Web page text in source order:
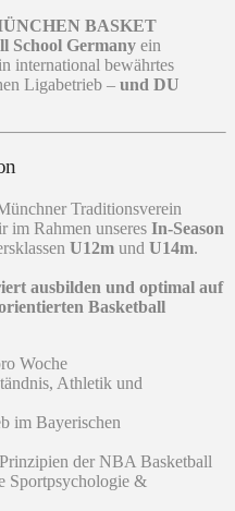
BASKET
School Germany ein
international bewährtes
Ligabetrieb – und DU
Traditionsverein
im Rahmen unseres In-Season
U12m und U14m.
ausbilden und optimal auf
Basketball
Woche
Athletik und
im Bayerischen
der NBA Basketball
Sportpsychologie &